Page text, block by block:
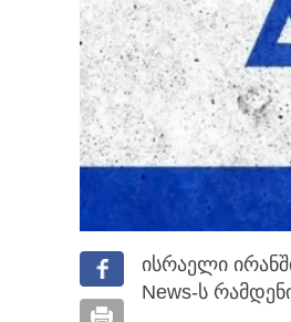
ისრაელი
News-ს